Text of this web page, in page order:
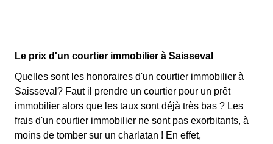
Le prix d'un courtier immobilier à Saisseval
Quelles sont les honoraires d'un courtier immobilier à
Saisseval? Faut il prendre un courtier pour un prêt
immobilier alors que les taux sont déjà très bas ? Les
frais d'un courtier immobilier ne sont pas exorbitants, à
moins de tomber sur un charlatan ! En effet,